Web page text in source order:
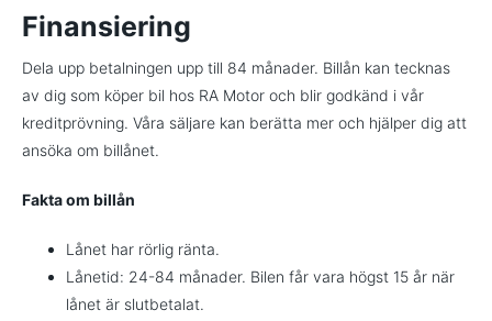
Finansiering
Dela upp betalningen upp till 84 månader. Billån kan tecknas
av dig som köper bil hos RA Motor och blir godkänd i vår
kreditprövning. Våra säljare kan berätta mer och hjälper dig att
ansöka om billånet.
Fakta om billån
Lånet har rörlig ränta.
Lånetid: 24-84 månader. Bilen får vara högst 15 år när
lånet är slutbetalat.